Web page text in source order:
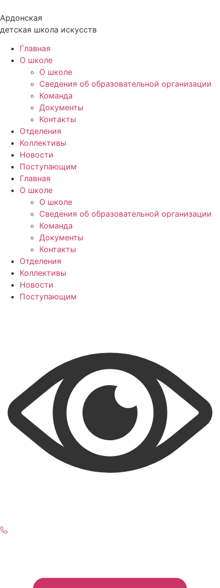
к
содержимому
Ардонская
детская школа искусств
Главная
О школе
О школе
Сведения об образовательной организации
Команда
Документы
Контакты
Отделения
Коллективы
Новости
Поступающим
Главная
О школе
О школе
Сведения об образовательной организации
Команда
Документы
Контакты
Отделения
Коллективы
Новости
Поступающим